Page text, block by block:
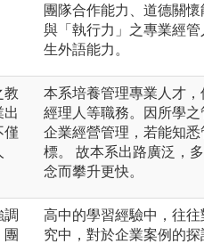
團隊合作能力、道德關
與「執行力」之專業經
生外語能力。
教
出
僅
本系培養管理專業人才
經理人等職務。因所學
企業經營管理，若能知
標。 故本系出路廣泛，
念而攀升更快。
調
團
高中的學習經驗中，往
究中，對於企業案例的